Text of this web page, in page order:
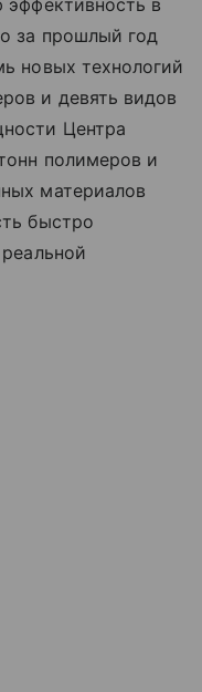
эффективность в
за прошлый год
новых технологий
и девять видов
Центра
полимеров и
материалов
быстро